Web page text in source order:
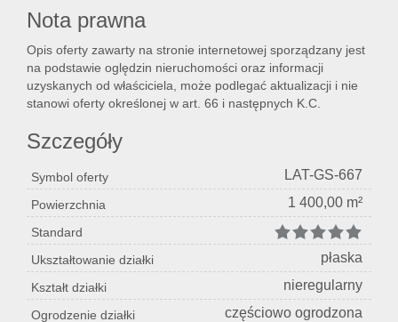
Nota prawna
Opis oferty zawarty na stronie internetowej sporządzany jest
na podstawie oględzin nieruchomości oraz informacji
uzyskanych od właściciela, może podlegać aktualizacji i nie
stanowi oferty określonej w art. 66 i następnych K.C.
Szczegóły
Symbol oferty LAT-GS-667
Powierzchnia 1 400,00 m²
Standard
Ukształtowanie działki
płaska
Kształt działki nieregularny
Ogrodzenie działki częściowo ogrodzona